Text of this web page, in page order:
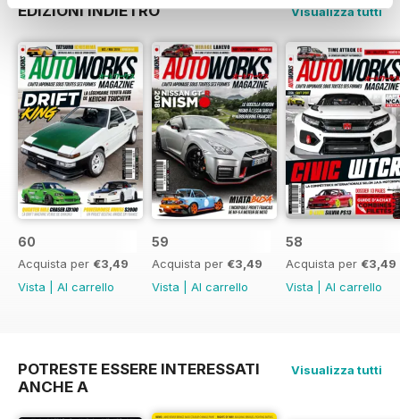
EDIZIONI INDIETRO Visualizza tutti
60
Acquista per €3,49
Vista
Al carrello
59
Acquista per €3,49
Vista
Al carrello
58
Acquista per €3,49
Vista
Al carrello
POTRESTE ESSERE INTERESSATI
ANCHE A
Visualizza tutti